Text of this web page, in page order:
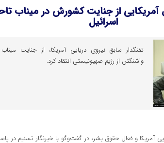
آمریکایی از جنایت کشورش در میناب
اسرائیل
تفنگدار سابق نیروی دریایی آمریکا، از جنایت
واشنگتن از رژیم صهیونیستی انتقاد کرد.
آمریکا و فعال حقوق بشر، در گفت‌وگو با خبرنگار تسنیم در